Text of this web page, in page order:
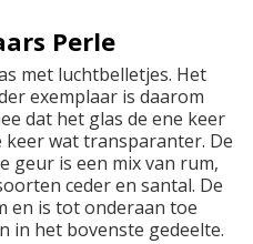
Perle
met luchtbelletjes. Het
exemplaar is daarom
dat het glas de ene keer
wat transparanter. De
geur is een mix van rum,
ceder en santal. De
en is tot onderaan toe
in het bovenste gedeelte.